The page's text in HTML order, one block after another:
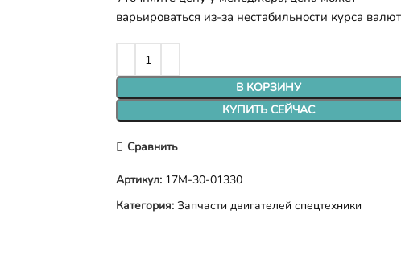
варьироваться из-за нестабильности курса
В КОРЗИНУ
КУПИТЬ СЕЙЧАС
Сравнить
Артикул: 17M-30-01330
Категория: Запчасти двигателей спецтехники